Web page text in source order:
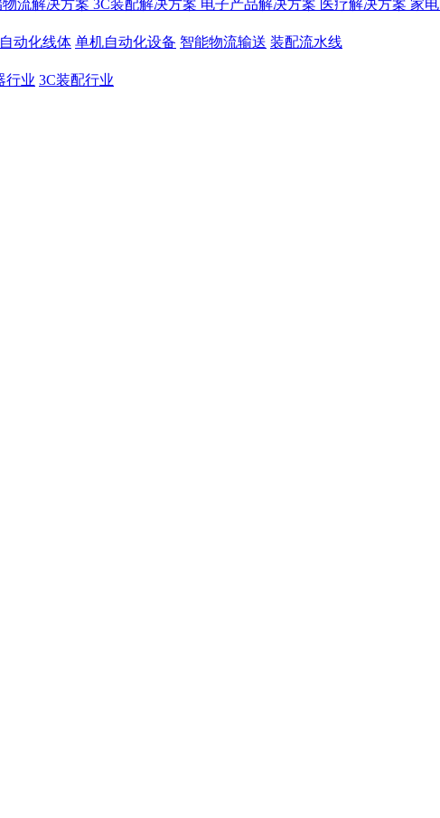
流解决方案 3C装配解决方案 电子产品解决方案 医疗解决方案 家
动化线体 单机自动化设备 智能物流输送 装配流水线
行业 3C装配行业